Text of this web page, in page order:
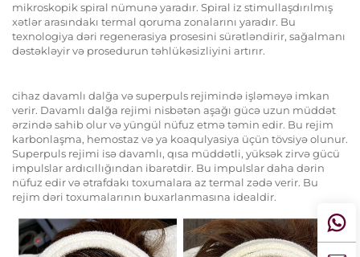
mikroskopik spiral nümunə yaradır. Spiral iz stimullaşdırılmış
xətlər arasındakı termal qoruma zonalarını yaradır. Bu
texnologiya dəri regenerasiya prosesini sürətləndirir, sağalmanı
dəstəkləyir və prosedurun təhlükəsizliyini artırır.
cihaz davamlı dalğa və superpuls rejimində işləməyə imkan
verir. Davamlı dalğa rejimi nisbətən aşağı gücə uzun müddət
ərzində sahib olur və yüngül nüfuz etmə təmin edir. Bu rejim
karbonlaşma, hemostaz və ya koaqulyasiya üçün tövsiyə olunur.
Superpuls rejimi isə davamlı, qısa müddətli, yüksək zirvə gücü
impulslar ardıcıllığından ibarətdir. Bu impulslar daha dərin
nüfuz edir və ətrafdakı toxumalara az termal zədə verir. Bu
rejim dəri toxumalarının buxarlanmasına idealdir.